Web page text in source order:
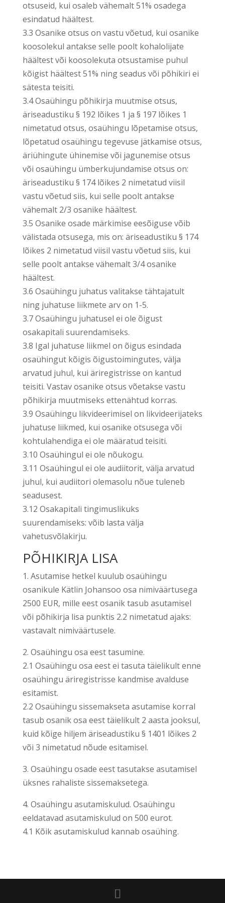
otsuseid, kui osaleb vähemalt 51% osadega
esindatud häältest.
3.3 Osanike otsus on vastu võetud, kui osanike
koosolekul antakse selle poolt kohalolijate
häältest või koosolekuta otsustamise puhul
kõigist häältest 51% ning seadus või põhikiri ei
sätesta teisiti.
3.4 Osaühingu põhikirja muutmise otsus,
äriseadustiku § 192 lõikes 1 ja § 197 lõikes 1
nimetatud otsus, osaühingu lõpetamise otsus,
lõpetatud osaühingu tegevuse jätkamise otsus,
äriühingute ühinemise või jagunemise otsus
või osaühingu ümberkujundamise otsus on:
äriseadustiku § 174 lõikes 2 nimetatud viisil
vastu võetud siis, kui selle poolt antakse
vähemalt 2/3 osanike häältest.
3.5 Osanike osade märkimise eesõiguse võib
välistada otsusega, mis on: äriseadustiku § 174
lõikes 2 nimetatud viisil vastu võetud siis, kui
selle poolt antakse vähemalt 3/4 osanike
häältest.
3.6 Osaühingu juhatus valitakse tähtajatult
ning juhatuse liikmete arv on 1-5.
3.7 Osaühingu juhatusel ei ole õigust
osakapitali suurendamiseks.
3.8 Igal juhatuse liikmel on õigus esindada
osaühingut kõigis õigustoimingutes, välja
arvatud juhul, kui äriregistrisse on kantud
teisiti. Vastav osanike otsus võetakse vastu
põhikirja muutmiseks ettenähtud korras.
3.9 Osaühingu likvideerimisel on likvideerijateks
juhatuse liikmed, kui osanike otsusega või
kohtulahendiga ei ole määratud teisiti.
3.10 Osaühingul ei ole nõukogu.
3.11 Osaühingul ei ole audiitorit, välja arvatud
juhul, kui audiitori olemasolu nõue tuleneb
seadusest.
3.12 Osakapitali tingimuslikuks
suurendamiseks: võib lasta välja
vahetusvõlakirju.
PÕHIKIRJA LISA
1. Asutamise hetkel kuulub osaühingu
osanikule Kätlin Johansoo osa nimiväärtusega
2500 EUR, mille eest osanik tasub asutamisel
või põhikirja lisa punktis 2.2 nimetatud ajaks:
vastavalt nimiväärtusele.
2. Osaühingu osa eest tasumine.
2.1 Osaühingu osa eest ei tasuta täielikult enne
osaühingu äriregistrisse kandmise avalduse
esitamist.
2.2 Osaühingu sissemakseta asutamise korral
tasub osanik osa eest täielikult 2 aasta jooksul,
kuid kõige hiljem äriseadustiku § 1401 lõikes 2
või 3 nimetatud nõude esitamisel.
3. Osaühingu osade eest tasutakse asutamisel
üksnes rahaliste sissemaksetega.
4. Osaühingu asutamiskulud. Osaühingu
eeldatavad asutamiskulud on 500 eurot.
4.1 Kõik asutamiskulud kannab osaühing.